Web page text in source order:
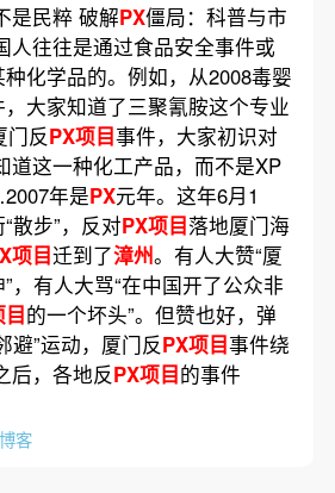
是民粹 破解PX僵局：科普与市
人往往是通过食品安全事件或
化学品的。例如，从2008毒婴
大家知道了三聚氰胺这个专业
门反PX项目事件，大家初识对
道这一种化工产品，而不是XP
年是PX元年。这年6月1
散步”，反对PX项目落地厦门海
项目迁到了漳州。有人大赞“厦
，有人大骂“在中国开了公众非
的一个坏头”。但赞也好，弹
避”运动，厦门反PX项目事件绕
后，各地反PX项目的事件
客